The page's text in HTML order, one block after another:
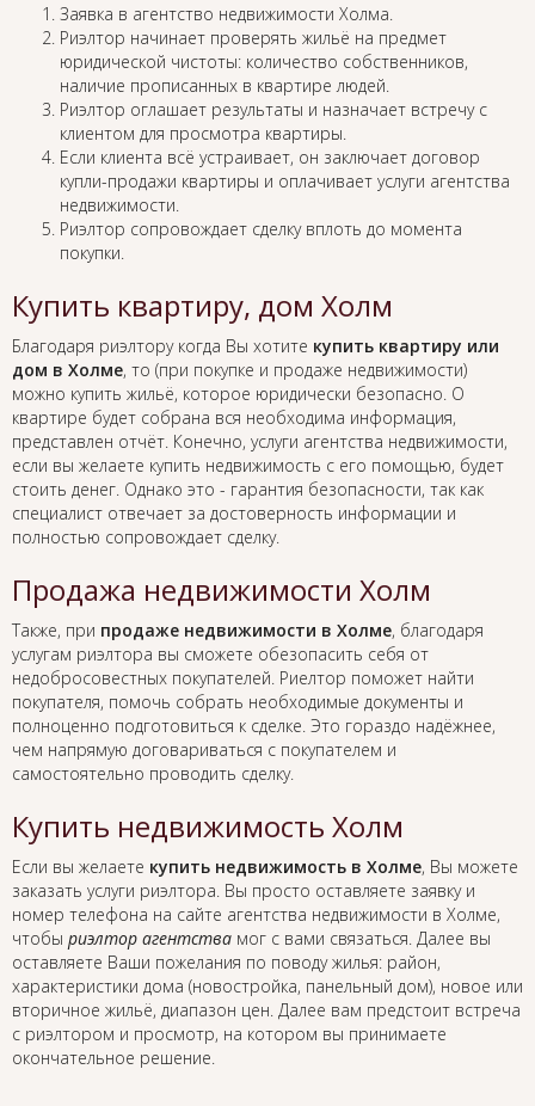
Заявка в агентство недвижимости Холма.
Риэлтор начинает проверять жильё на предмет
юридической чистоты: количество собственников,
наличие прописанных в квартире людей.
Риэлтор оглашает результаты и назначает встречу с
клиентом для просмотра квартиры.
Если клиента всё устраивает, он заключает договор
купли-продажи квартиры и оплачивает услуги агентства
недвижимости.
Риэлтор сопровождает сделку вплоть до момента
покупки.
Купить квартиру, дом Холм
Благодаря риэлтору когда Вы хотите купить квартиру или
дом в Холме, то (при покупке и продаже недвижимости)
можно купить жильё, которое юридически безопасно. О
квартире будет собрана вся необходима информация,
представлен отчёт. Конечно, услуги агентства недвижимости,
если вы желаете купить недвижимость с его помощью, будет
стоить денег. Однако это - гарантия безопасности, так как
специалист отвечает за достоверность информации и
полностью сопровождает сделку.
Продажа недвижимости Холм
Также, при продаже недвижимости в Холме, благодаря
услугам риэлтора вы сможете обезопасить себя от
недобросовестных покупателей. Риелтор поможет найти
покупателя, помочь собрать необходимые документы и
полноценно подготовиться к сделке. Это гораздо надёжнее,
чем напрямую договариваться с покупателем и
самостоятельно проводить сделку.
Купить недвижимость Холм
Если вы желаете купить недвижимость в Холме, Вы можете
заказать услуги риэлтора. Вы просто оставляете заявку и
номер телефона на сайте агентства недвижимости в Холме,
чтобы риэлтор агентства мог с вами связаться. Далее вы
оставляете Ваши пожелания по поводу жилья: район,
характеристики дома (новостройка, панельный дом), новое или
вторичное жильё, диапазон цен. Далее вам предстоит встреча
с риэлтором и просмотр, на котором вы принимаете
окончательное решение.